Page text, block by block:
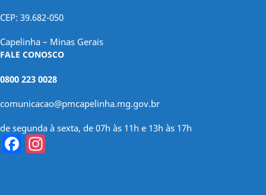
CEP: 39.682-050
Capelinha – Minas Gerais
FALE CONOSCO
0800 223 0028
comunicacao@pmcapelinha.mg.gov.br
de segunda à sexta, de 07h às 11h e 13h às 17h
Facebook